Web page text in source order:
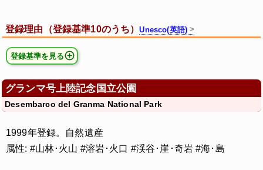
登録理由（登録基準10のうち）Unesco(英語)
登録基準を見る
グランマ号上陸記念国立公園
Desembarco del Granma National Park
1999年登録。自然遺産
属性: #山林･火山 #溶岩･火口 #渓谷･崖･奇岩 #海･島